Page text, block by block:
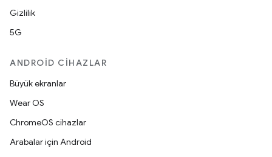
Gizlilik
5G
ANDROID CIHAZLAR
Büyük ekranlar
Wear OS
ChromeOS cihazlar
Arabalar için Android